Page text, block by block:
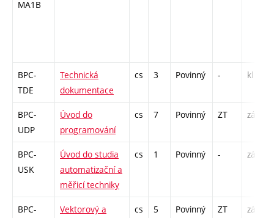
MA1B
BPC-
TDE
Technická
dokumentace
cs 3 Povinný - kl
BPC-
UDP
Úvod do
programování
cs 7 Povinný ZT zá,zk
BPC-
USK
Úvod do studia
automatizační a
měřicí techniky
cs 1 Povinný - zá
BPC-
Vektorový a
cs 5 Povinný ZT zá,zk